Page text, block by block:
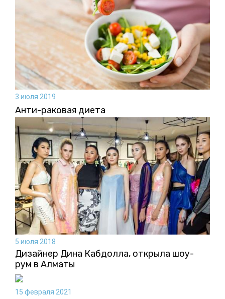
3 июля 2019
Анти-раковая диета
5 июля 2018
Дизайнер Дина Кабдолла, открыла шоу-
рум в Алматы
15 февраля 2021